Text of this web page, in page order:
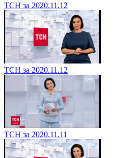
ТСН за 2020.11.12
ТСН за 2020.11.12
ТСН за 2020.11.11